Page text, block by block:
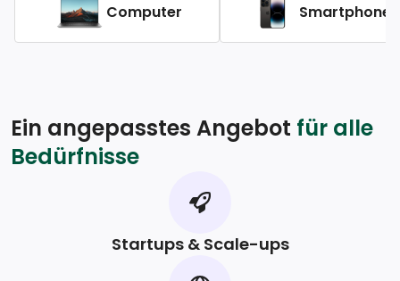
Computer Smartphones
Ein angepasstes Angebot für alle
Bedürfnisse
Startups & Scale-ups